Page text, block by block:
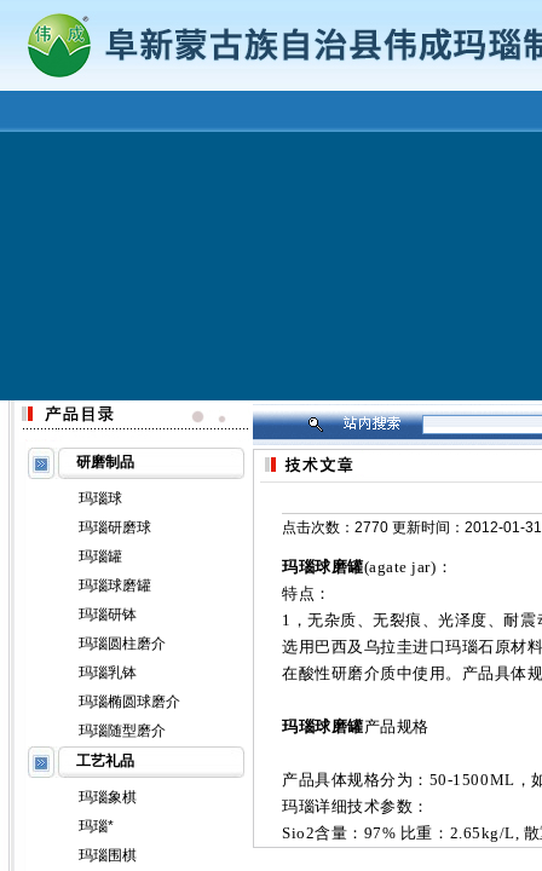
研磨制品
玛瑙球
玛瑙研磨球
玛瑙罐
玛瑙球磨罐
玛瑙研钵
玛瑙圆柱磨介
玛瑙乳钵
玛瑙椭圆球磨介
玛瑙随型磨介
工艺礼品
玛瑙象棋
玛瑙*
玛瑙围棋
点击次数：2770 更新时间：2012-01-31
玛瑙球磨罐(agate jar)：
特点：
1 ，无杂质、无裂痕、光泽度、耐
选用巴西及乌拉圭进口玛瑙石原材
在酸性研磨介质中使用。产品具体
玛瑙球磨罐产品规格
产品具体规格分为： 50-1500ML ，
玛瑙详细技术参数：
Sio2含量： 97% 比重： 2.65kg/L,